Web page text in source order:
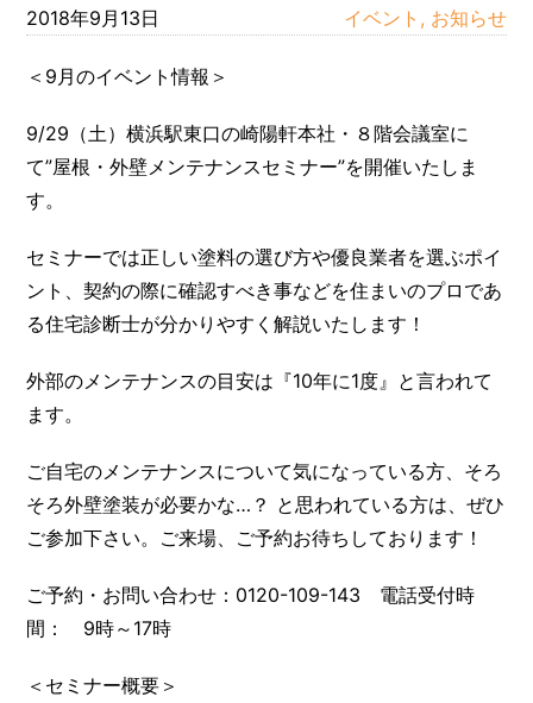
2018年9月13日 イベント, お知らせ
＜9月のイベント情報＞
9/29（土）横浜駅東口の崎陽軒本社・８階会議室に
て”屋根・外壁メンテナンスセミナー”を開催いたしま
す。
セミナーでは正しい塗料の選び方や優良業者を選ぶポイ
ント、契約の際に確認すべき事などを住まいのプロであ
る住宅診断士が分かりやすく解説いたします！
外部のメンテナンスの目安は『10年に1度』と言われて
ます。
ご自宅のメンテナンスについて気になっている方、そろ
そろ外壁塗装が必要かな…？ と思われている方は、ぜひ
ご参加下さい。ご来場、ご予約お待ちしております！
ご予約・お問い合わせ：0120-109-143 電話受付時
間： 9時～17時
＜セミナー概要＞